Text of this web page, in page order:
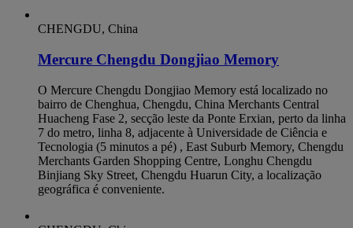
CHENGDU, China
Mercure Chengdu Dongjiao Memory
O Mercure Chengdu Dongjiao Memory está localizado no
bairro de Chenghua, Chengdu, China Merchants Central
Huacheng Fase 2, secção leste da Ponte Erxian, perto da linha
7 do metro, linha 8, adjacente à Universidade de Ciência e
Tecnologia (5 minutos a pé) , East Suburb Memory, Chengdu
Merchants Garden Shopping Centre, Longhu Chengdu
Binjiang Sky Street, Chengdu Huarun City, a localização
geográfica é conveniente.